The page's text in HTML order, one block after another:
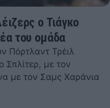
ο Τιάγκο
του ομάδα
Πόρτλαντ Τρέιλ
Σπλίτερ, με τον
με τον Σαμς Χαράνια